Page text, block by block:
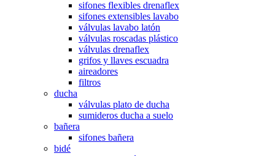
sifones flexibles drenaflex
sifones extensibles lavabo
válvulas lavabo latón
válvulas roscadas plástico
válvulas drenaflex
grifos y llaves escuadra
aireadores
filtros
ducha
válvulas plato de ducha
sumideros ducha a suelo
bañera
sifones bañera
bidé